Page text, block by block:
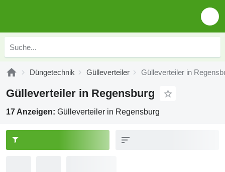
Düngetechnik Gülleverteiler Gülleverteiler in
Gülleverteiler in Regensburg
17 Anzeigen: Gülleverteiler in Regensburg